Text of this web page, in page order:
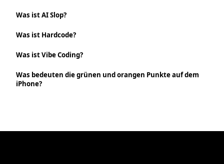
Was ist AI Slop?
Was ist Hardcode?
Was ist Vibe Coding?
Was bedeuten die grünen und orangen Punkte auf dem
iPhone?